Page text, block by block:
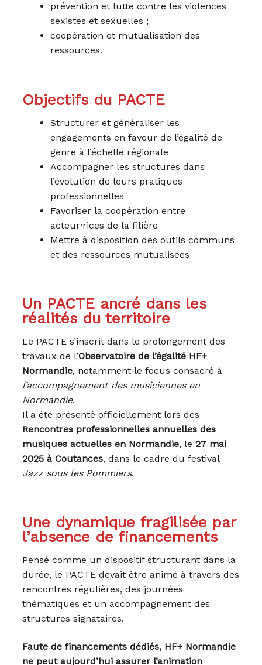
prévention et lutte contre les violences
sexistes et sexuelles ;
coopération et mutualisation des
ressources.
Objectifs du PACTE
Structurer et généraliser les
engagements en faveur de l’égalité de
genre à l’échelle régionale
Accompagner les structures dans
l’évolution de leurs pratiques
professionnelles
Favoriser la coopération entre
acteur·rices de la filière
Mettre à disposition des outils communs
et des ressources mutualisées
Un PACTE ancré dans les
réalités du territoire
Le PACTE s’inscrit dans le prolongement des
travaux de l’Observatoire de l’égalité HF+
Normandie, notamment le focus consacré à
l’accompagnement des musiciennes en
Normandie.
Il a été présenté officiellement lors des
Rencontres professionnelles annuelles des
musiques actuelles en Normandie, le 27 mai
2025 à Coutances, dans le cadre du festival
Jazz sous les Pommiers.
Une dynamique fragilisée par
l’absence de financements
Pensé comme un dispositif structurant dans la
durée, le PACTE devait être animé à travers des
rencontres régulières, des journées
thématiques et un accompagnement des
structures signataires.
Faute de financements dédiés, HF+ Normandie
ne peut aujourd’hui assurer l’animation